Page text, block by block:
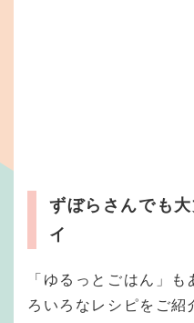
ずぼらさんでも
イ
「ゆるっとごはん」
ろいろなレシピをご紹